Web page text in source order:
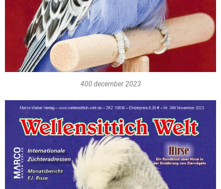
400 december 2023